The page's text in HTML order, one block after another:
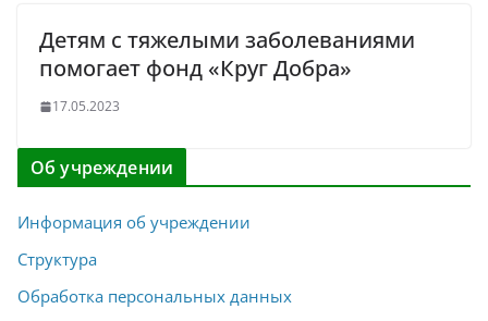
Детям с тяжелыми заболеваниями
помогает фонд «Круг Добра»
17.05.2023
Об учреждении
Информация об учреждении
Структура
Обработка персональных данных